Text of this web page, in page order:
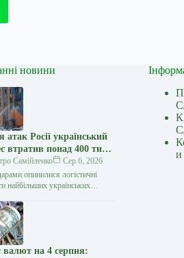
новини
атак Росії український
втратив понад 400 тис.
складів – Forbes
Самійленко
Сер 6, 2026
опинилися логістичні
найбільших українських
війни російські атаки
понад 400 тис. кв. м…
валют на 4 серпня:
и